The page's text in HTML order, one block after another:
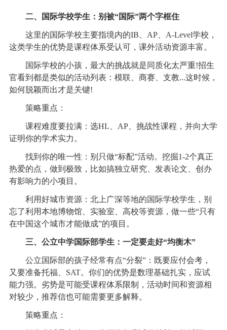
二、国际学校学生：别被“国际”两个字框住
这里的国际学校主要指境内的IB、AP、A-Level学校，
这类学生的优势是课程体系受认可，课外活动资源丰富。
国际学校的小孩，最大的挑战就是同质化太严重!招生
官看到都是类似的活动列表：模联、商赛、支教...这时候，
如何脱颖而出才是关键!
策略重点：
课程难度要拉满：选HL、AP、挑战性课程，并向大学
证明你的学术实力。
找到你的唯一性：别只做“标配”活动。挖掘1-2个真正
热爱的点，做到极致，比如搞独立研究、发表论文、创办
有影响力的小项目。
利用好城市资源：北上广深等地的国际学校学生，别
忘了利用本地博物馆、实验室、高校等资源，做一些“只有
在中国这个城市才能做成”的项目。
三、公立中学国际部学生：一定要走好“均衡木”
公立国际部的孩子经常有点“分裂”：既要应付会考，
又要准备托福、SAT。你们的优势是数理基础扎实，应试
能力强。劣势是可能受课程体系限制，活动时间和资源相
对较少，推荐信也可能需要更多解释。
策略重点：